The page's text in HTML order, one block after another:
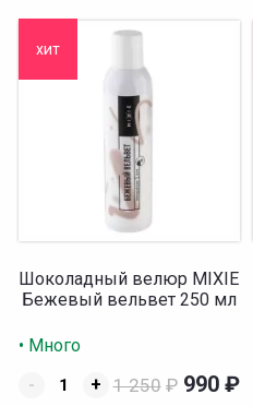
хит
Шоколадный велюр MIXIE
Бежевый вельвет 250 мл
• Много
-
+ 1 250 ₽ 990 ₽